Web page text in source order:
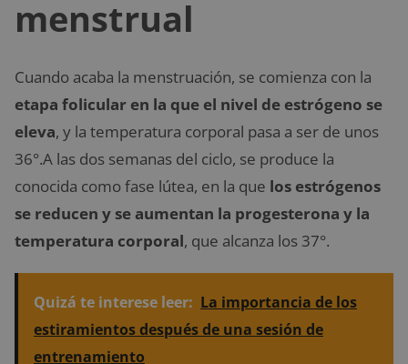
menstrual
Cuando acaba la menstruación, se comienza con la
etapa folicular en la que el nivel de estrógeno se
eleva, y la temperatura corporal pasa a ser de unos
36°.A las dos semanas del ciclo, se produce la
conocida como fase lútea, en la que los estrógenos
se reducen y se aumentan la progesterona y la
temperatura corporal, que alcanza los 37°.
Quizá te interese leer: La importancia de los
estiramientos después de una sesión de
entrenamiento